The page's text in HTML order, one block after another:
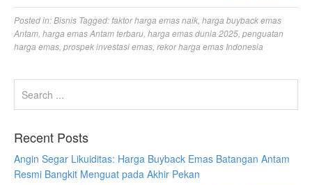
Posted in:Bisnis Tagged:faktor harga emas naik harga buyback emas
Antam harga emas Antam terbaru harga emas dunia 2025 penguatan
harga emas prospek investasi emas rekor harga emas Indonesia
Recent Posts
Angin Segar Likuiditas: Harga Buyback Emas Batangan Antam
Resmi Bangkit Menguat pada Akhir Pekan